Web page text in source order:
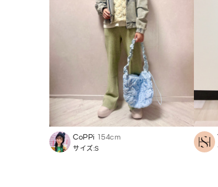
CoPPi 154cm
サイズ:S